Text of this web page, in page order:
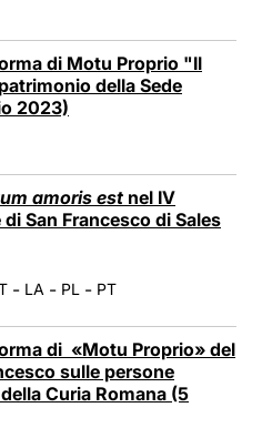
di Motu Proprio "Il
della Sede
2023)
amoris est nel IV
San Francesco di Sales
- LA - PL - PT
di «Motu Proprio» del
sulle persone
Curia Romana (5